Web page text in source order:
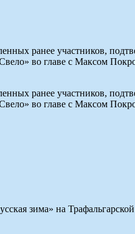
ранее участников,
во главе с Максом
ранее участников,
во главе с Максом
зима» на